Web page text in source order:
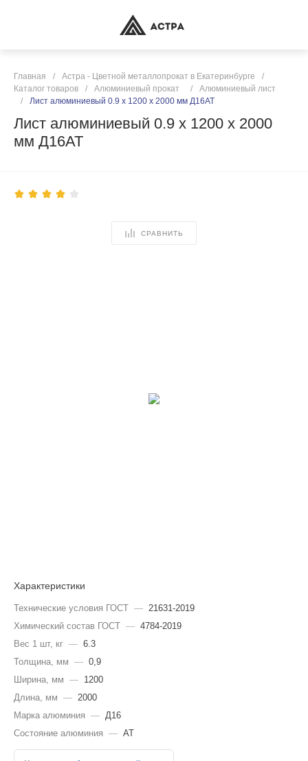
Главная / Астра - Цветной металлопрокат в Екатеринбурге
/
Каталог товаров
/ Алюминиевый прокат /
Алюминиевый лист
/
Лист алюминиевый 0.9 х 1200 х 2000 мм Д16АТ
Лист алюминиевый 0.9 х 1200 х 2000
мм Д16АТ
СРАВНИТЬ
Характеристики
Технические условия ГОСТ — 21631-2019
Химический состав ГОСТ — 4784-2019
Вес 1 шт, кг — 6.3
Толщина, мм — 0,9
Ширина, мм — 1200
Длина, мм — 2000
Марка алюминия — Д16
Состояние алюминия — АТ